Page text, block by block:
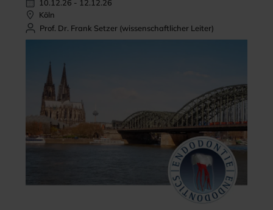
10.12.26 - 12.12.26
Köln
Prof. Dr. Frank Setzer (wissenschaftlicher Leiter)